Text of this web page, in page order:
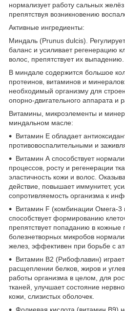
нормализует работу сальных
препятствуя возникновению
Активные ингредиенты:
Миндаль (Prunus dulcis).
баланс и усиливает регенерацию
волос, препятствует их выпадению.
В миндале содержится большое
протеинов, витаминов и
необходимый организму для
опорно-двигательного аппарата и
Витамины, микроэлементы и
миндальном масле:
Витамин Е обладает
противовоспалительными и
Витамин А способствует
процессов, росту и регенерации
эластичность кожи и волос.
действие, повышает иммунитет,
сопротивляемость организма к
Витамин F (комбинации Омега-3
способствует формированию
препятствует попаданию в кожные
болезнетворных микробов
желез, эффективен при борьбе с
Витамин В2 (Рибофлавин)
расщеплении белков, жиров и
работы организма в целом, для
тканей, улучшает состояние
кожи, слизистых оболочек.
Фолиевая кислота (витамин В9)